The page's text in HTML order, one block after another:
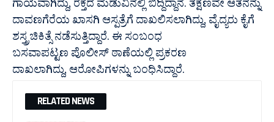
ಗಾಯವಾಗಿದ್ದು, ರಕ್ತದ ಮಡುವಿನಲ್ಲಿ‌ ಬಿದ್ದಿದ್ದಾನೆ. ತಕ್ಷಣವೇ ಆತನನ್ನು
ದಾವಣಗೆರೆಯ ಖಾಸಗಿ ಆಸ್ಪತ್ರೆಗೆ ದಾಖಲಿಸಲಾಗಿದ್ದು, ವೈದ್ಯರು ಕೈಗೆ
ಶಸ್ತ್ರಚಿಕಿತ್ಸೆ ನಡೆಸುತ್ತಿದ್ದಾರೆ.‌ ಈ ಸಂಬಂಧ
ಬಸವಾಪಟ್ಟಣ ಪೊಲೀಸ್ ಠಾಣೆಯಲ್ಲಿ ಪ್ರಕರಣ
ದಾಖಲಾಗಿದ್ದು, ಆರೋಪಿಗಳನ್ನು ಬಂಧಿಸಿದ್ದಾರೆ.
RELATED NEWS